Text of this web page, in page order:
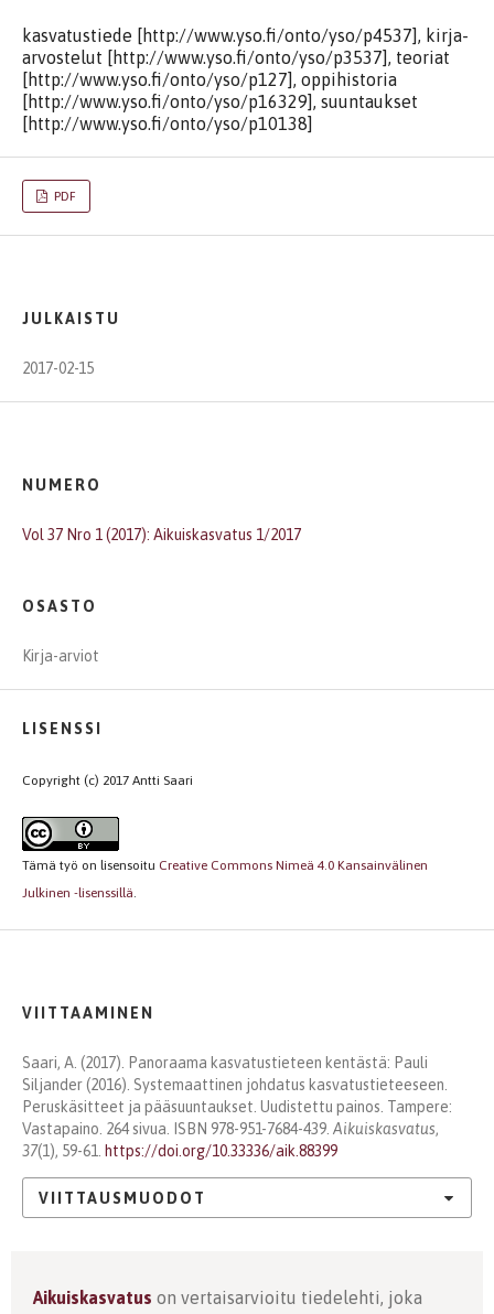
kasvatustiede [http://www.yso.fi/onto/yso/p4537], kirja-
arvostelut [http://www.yso.fi/onto/yso/p3537], teoriat
[http://www.yso.fi/onto/yso/p127], oppihistoria
[http://www.yso.fi/onto/yso/p16329], suuntaukset
[http://www.yso.fi/onto/yso/p10138]
PDF
JULKAISTU
2017-02-15
NUMERO
Vol 37 Nro 1 (2017): Aikuiskasvatus 1/2017
OSASTO
Kirja-arviot
LISENSSI
Copyright (c) 2017 Antti Saari
Tämä työ on lisensoitu Creative Commons Nimeä 4.0 Kansainvälinen
Julkinen -lisenssillä.
VIITTAAMINEN
Saari, A. (2017). Panoraama kasvatustieteen kentästä: Pauli
Siljander (2016). Systemaattinen johdatus kasvatustieteeseen.
Peruskäsitteet ja pääsuuntaukset. Uudistettu painos. Tampere:
Vastapaino. 264 sivua. ISBN 978-951-7684-439. Aikuiskasvatus,
37(1), 59-61. https://doi.org/10.33336/aik.88399
VIITTAUSMUODOT
Aikuiskasvatus on vertaisarvioitu tiedelehti, joka